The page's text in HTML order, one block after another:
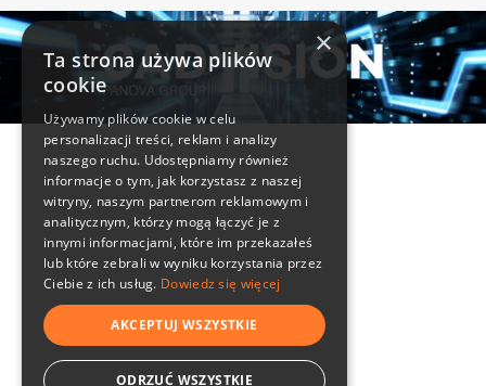
Informacje
Kontakt
32 4004 102 cadvision@cadvision.pl
szkolenia@panova.pl
×
Ta strona używa plików
cookie
Używamy plików cookie w celu
personalizacji treści, reklam i analizy
naszego ruchu. Udostępniamy również
informacje o tym, jak korzystasz z naszej
witryny, naszym partnerom reklamowym i
analitycznym, którzy mogą łączyć je z
innymi informacjami, które im przekazałeś
lub które zebrali w wyniku korzystania przez
Ciebie z ich usług. Dowiedz się więcej
AKCEPTUJ WSZYSTKIE
ODRZUĆ WSZYSTKIE